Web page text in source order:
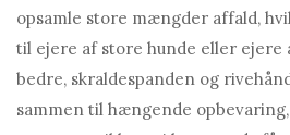
opsamle store mængder affald,
til ejere af store hunde eller ejere
bedre, skraldespanden og
sammen til hængende